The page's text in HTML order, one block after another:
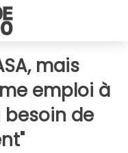
mais
emploi à
besoin de